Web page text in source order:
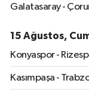
Galatasaray -
15 Ağustos,
Konyaspor -
Kasımpaşa -